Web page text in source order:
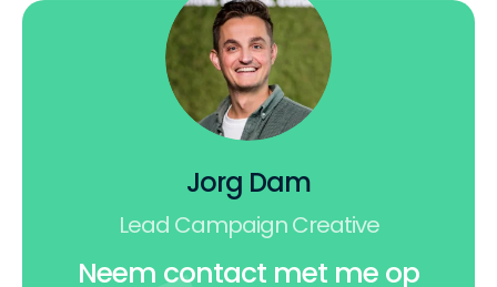
Jorg Dam
Lead Campaign Creative
Neem contact met me op